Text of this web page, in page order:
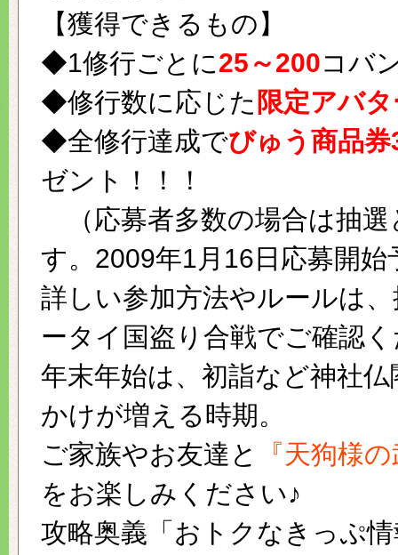
【獲得できるもの】
◆1修行ごとに25～200コバ
◆修行数に応じた 限定アバ
◆全修行達成でびゅう商品券
ゼント！！！
（応募者多数の場合は抽選
す。2009年1月16日応募開始
詳しい参加方法やルールは
ータイ国盗り合戦でご確認
年末年始は、初詣など神社
かけが増える時期。
ご家族やお友達と
『天狗様
をお楽しみください♪
攻略奥義「おトクなきっぷ